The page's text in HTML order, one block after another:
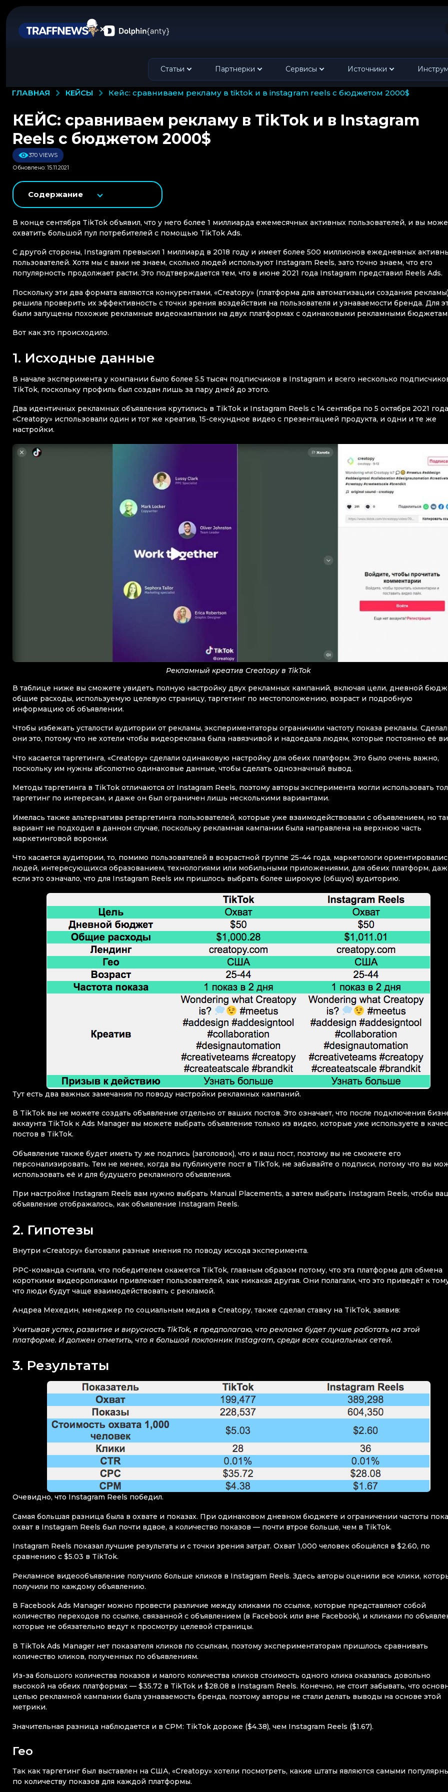
Статьи Партнерки Сервисы Источники
ГЛАВНАЯ КЕЙСЫ кейс: сравниваем рекламу в tiktok и в instagram reels с бюджетом 2000$
КЕЙС: сравниваем рекламу в TikTok и в Instagram
Reels с бюджетом 2000$
370 VIEWS
Обновлено: 15.11.2021
Содержание
В конце сентября TikTok объявил, что у него более 1 миллиарда ежемесячных активных пользователей, и вы
охватить большой пул потребителей с помощью TikTok Ads.
С другой стороны, Instagram превысил 1 миллиард в 2018 году и имеет более 500 миллионов ежедневных
пользователей. Хотя мы с вами не знаем, сколько людей используют Instagram Reels, зато точно знаем, что его
популярность продолжает расти. Это подтверждается тем, что в июне 2021 года Instagram представил Reels Ads.
Поскольку эти два формата являются конкурентами, «Creatopy» (платформа для автоматизации создания
решила проверить их эффективность с точки зрения воздействия на пользователя и узнаваемости бренда. Для
были запущены похожие рекламные видеокампании на двух платформах с одинаковыми рекламными
Вот как это происходило.
1. Исходные данные
В начале эксперимента у компании было более 5.5 тысяч подписчиков в Instagram и всего несколько
TikTok, поскольку профиль был создан лишь за пару дней до этого.
Два идентичных рекламных объявления крутились в TikTok и Instagram Reels с 14 сентября по 5 октября 2021
«Creatopy» использовали один и тот же креатив, 15-секундное видео с презентацией продукта, и одни и те же
настройки.
Рекламный креатив Creatopy в TikTok
В таблице ниже вы сможете увидеть полную настройку двух рекламных кампаний, включая цели, дневной
общие расходы, используемую целевую страницу, таргетинг по местоположению, возраст и подробную
информацию об объявлении.
Чтобы избежать усталости аудитории от рекламы, экспериментаторы ограничили частоту показа рекламы.
они это, потому что не хотели чтобы видеореклама была навязчивой и надоедала людям, которые постоянно её
Что касается таргетинга, «Creatopy» сделали одинаковую настройку для обеих платформ. Это было очень важно,
поскольку им нужны абсолютно одинаковые данные, чтобы сделать однозначный вывод.
Методы таргетинга в TikTok отличаются от Instagram Reels, поэтому авторы эксперимента могли использовать
таргетинг по интересам, и даже он был ограничен лишь несколькими вариантами.
Имелась также альтернатива ретаргетинга пользователей, которые уже взаимодействовали с объявлением, но
вариант не подходил в данном случае, поскольку рекламная кампании была направлена на верхнюю часть
маркетинговой воронки.
Что касается аудитории, то, помимо пользователей в возрастной группе 25-44 года, маркетологи
людей, интересующихся образованием, технологиями или мобильными приложениями, для обеих платформ,
если это означало, что для Instagram Reels им пришлось выбрать более широкую (общую) аудиторию.
Тут есть два важных замечания по поводу настройки рекламных кампаний.
В TikTok вы не можете создать объявление отдельно от ваших постов. Это означает, что после подключения
аккаунта TikTok к Ads Manager вы можете выбрать объявление только из видео, которые уже используете в
постов в TikTok.
Объявление также будет иметь ту же подпись (заголовок), что и ваш пост, поэтому вы не сможете его
персонализировать. Тем не менее, когда вы публикуете пост в TikTok, не забывайте о подписи, потому что вы
использовать её и для будущего рекламного объявления.
При настройке Instagram Reels вам нужно выбрать Manual Placements, а затем выбрать Instagram Reels, чтобы
объявление отображалось, как объявление Instagram Reels.
2. Гипотезы
Внутри «Creatopy» бытовали разные мнения по поводу исхода эксперимента.
PPC-команда считала, что победителем окажется TikTok, главным образом потому, что эта платформа для обмена
короткими видеороликами привлекает пользователей, как никакая другая. Они полагали, что это приведёт к
что люди будут чаще взаимодействовать с рекламой.
Андреа Мехедин, менеджер по социальным медиа в Creatopy, также сделал ставку на TikTok, заявив:
Учитывая успех, развитие и вирусность TikTok, я предполагаю, что реклама будет лучше работать на этой
платформе. И должен отметить, что я большой поклонник Instagram, среди всех социальных сетей.
3. Результаты
Очевидно, что Instagram Reels победил.
Самая большая разница была в охвате и показах. При одинаковом дневном бюджете и ограничении частоты
охват в Instagram Reels был почти вдвое, а количество показов — почти втрое больше, чем в TikTok.
Instagram Reels показал лучшие результаты и с точки зрения затрат. Охват 1,000 человек обошёлся в $2.60, по
сравнению с $5.03 в TikTok.
Рекламное видеообъявление получило больше кликов в Instagram Reels. Здесь авторы оценили все клики,
получили по каждому объявлению.
В Facebook Ads Manager можно провести различие между кликами по ссылке, которые представляют собой
количество переходов по ссылке, связанной с объявлением (в Facebook или вне Facebook), и кликами по
которые не обязательно ведут к просмотру целевой страницы.
В TikTok Ads Manager нет показателя кликов по ссылкам, поэтому экспериментаторам пришлось сравнивать
количество кликов, полученных по объявлениям.
Из-за большого количества показов и малого количества кликов стоимость одного клика оказалась довольно
высокой на обеих платформах — $35.72 в TikTok и $28.08 в Instagram Reels. Конечно, не стоит забывать, что
целью рекламной кампании была узнаваемость бренда, поэтому авторы не стали делать выводы на основе этой
метрики.
Значительная разница наблюдается и в CPM: TikTok дороже ($4.38), чем Instagram Reels ($1.67).
Гео
Так как таргетинг был выставлен на США, «Creatopy» хотели посмотреть, какие штаты являются самыми
по количеству показов для каждой платформы.